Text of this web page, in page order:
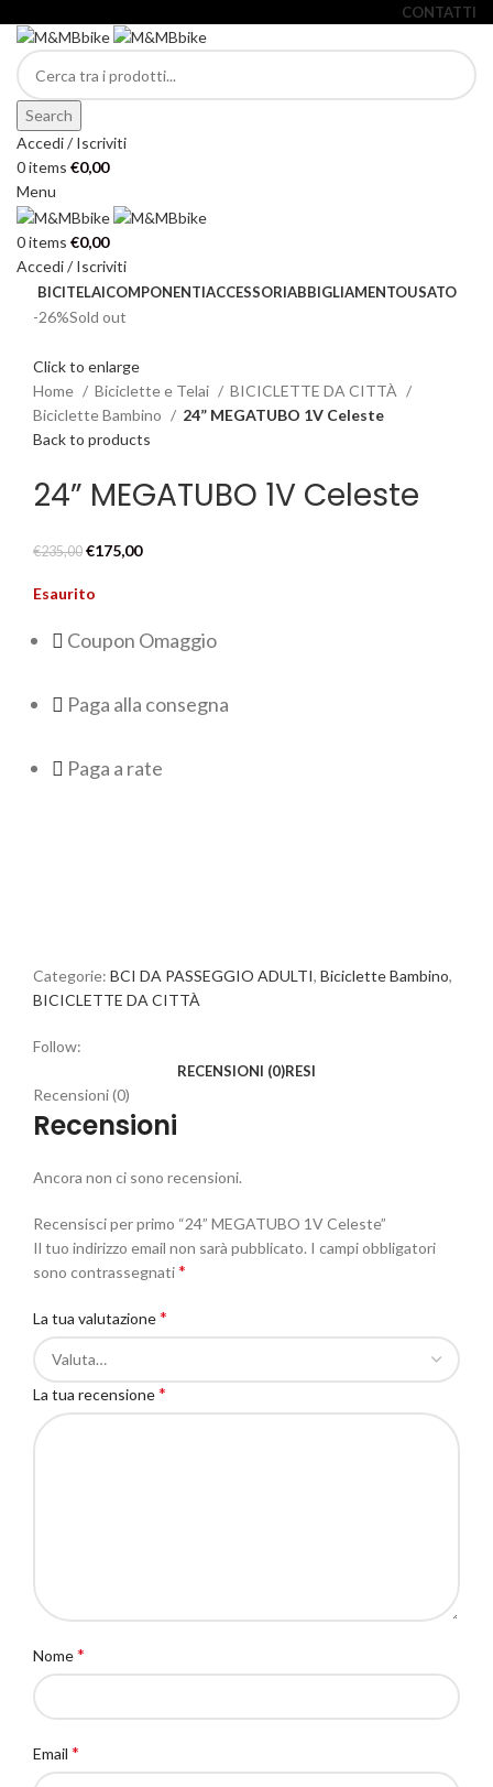
CONTATTI
Search
Accedi / Iscriviti
0items €0,00
Menu
0items €0,00
Accedi / Iscriviti
BICITELAICOMPONENTIACCESSORIABBIGLIAMENTOUSATO
-26%Sold out
Click to enlarge
Home
Biciclette e Telai
BICICLETTE DA CITTÀ
Biciclette Bambino
24” MEGATUBO 1V Celeste
Back to products
24” MEGATUBO 1V Celeste
€235,00 Il
originale
€235,00.
€175,00Il
€175,00.
Esaurito
Coupon Omaggio
Paga alla consegna
Paga a rate
Categorie: BCI DA PASSEGGIO ADULTI, Biciclette Bambino,
BICICLETTE DA CITTÀ
Follow:
RECENSIONI (0)RESI
Recensioni (0)
Recensioni
Ancora non ci sono recensioni.
Recensisci per primo “24” MEGATUBO 1V Celeste”
Il tuo indirizzo email non sarà pubblicato. I campi obbligatori
sono contrassegnati*
La tua valutazione*
La tua recensione*
Nome*
Email *